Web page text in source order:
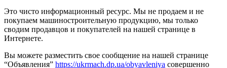
Это чисто информационный ресурс. Мы не продаем и не
покупаем машиностроительную продукцию, мы только
сводим продавцов и покупателей на нашей странице в
Интернете.
Вы можете разместить свое сообщение на нашей странице
“Объявления” https://ukrmach.dp.ua/obyavleniya совершенно